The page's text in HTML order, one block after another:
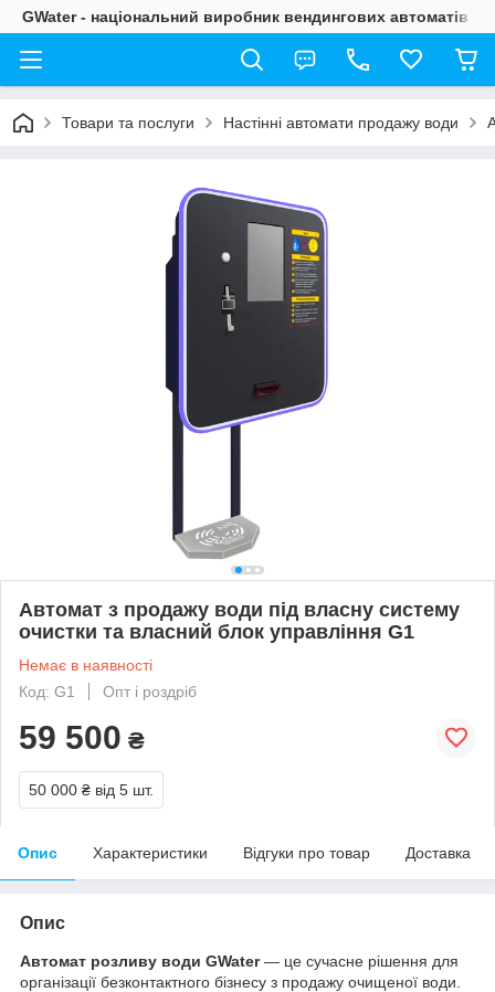
GWater - національний виробник вендингових автоматів
Товари та послуги Настінні автомати продажу води
Автомат з продажу води під власну систему
очистки та власний блок управління G1
Немає в наявності
Код: G1
Опт і роздріб
59 500 ₴
50 000 ₴ від 5 шт.
Опис Характеристики Відгуки про товар Доставка
Опис
Автомат розливу води GWater— це сучасне рішення для
організації безконтактного бізнесу з продажу очищеної води.